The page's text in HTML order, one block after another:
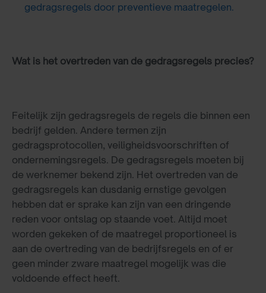
gedragsregels door preventieve maatregelen.
Wat is het overtreden van de gedragsregels precies?
Feitelijk zijn gedragsregels de regels die binnen een
bedrijf gelden. Andere termen zijn
gedragsprotocollen, veiligheidsvoorschriften of
ondernemingsregels. De gedragsregels moeten bij
de werknemer bekend zijn. Het overtreden van de
gedragsregels kan dusdanig ernstige gevolgen
hebben dat er sprake kan zijn van een dringende
reden voor ontslag op staande voet. Altijd moet
worden gekeken of de maatregel proportioneel is
aan de overtreding van de bedrijfsregels en of er
geen minder zware maatregel mogelijk was die
voldoende effect heeft.